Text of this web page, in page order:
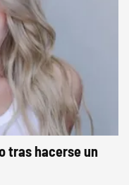
tras hacerse un